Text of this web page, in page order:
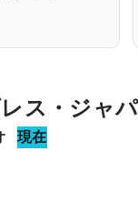
ス・ジャ
現在